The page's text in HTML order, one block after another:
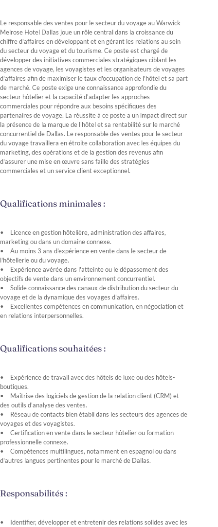
Le responsable des ventes pour le secteur du voyage au Warwick
Melrose Hotel Dallas joue un rôle central dans la croissance du
chiffre d'affaires en développant et en gérant les relations au sein
du secteur du voyage et du tourisme. Ce poste est chargé de
développer des initiatives commerciales stratégiques ciblant les
agences de voyage, les voyagistes et les organisateurs de voyages
d'affaires afin de maximiser le taux d'occupation de l'hôtel et sa part
de marché. Ce poste exige une connaissance approfondie du
secteur hôtelier et la capacité d'adapter les approches
commerciales pour répondre aux besoins spécifiques des
partenaires de voyage. La réussite à ce poste a un impact direct sur
la présence de la marque de l'hôtel et sa rentabilité sur le marché
concurrentiel de Dallas. Le responsable des ventes pour le secteur
du voyage travaillera en étroite collaboration avec les équipes du
marketing, des opérations et de la gestion des revenus afin
d'assurer une mise en œuvre sans faille des stratégies
commerciales et un service client exceptionnel.
Qualifications minimales :
Licence en gestion hôtelière, administration des affaires,
marketing ou dans un domaine connexe.
Au moins 3 ans d'expérience en vente dans le secteur de
l'hôtellerie ou du voyage.
Expérience avérée dans l'atteinte ou le dépassement des
objectifs de vente dans un environnement concurrentiel.
Solide connaissance des canaux de distribution du secteur du
voyage et de la dynamique des voyages d'affaires.
Excellentes compétences en communication, en négociation et
en relations interpersonnelles.
Qualifications souhaitées :
Expérience de travail avec des hôtels de luxe ou des hôtels-
boutiques.
Maîtrise des logiciels de gestion de la relation client (CRM) et
des outils d'analyse des ventes.
Réseau de contacts bien établi dans les secteurs des agences de
voyages et des voyagistes.
Certification en vente dans le secteur hôtelier ou formation
professionnelle connexe.
Compétences multilingues, notamment en espagnol ou dans
d'autres langues pertinentes pour le marché de Dallas.
Responsabilités :
Identifier, développer et entretenir des relations solides avec les